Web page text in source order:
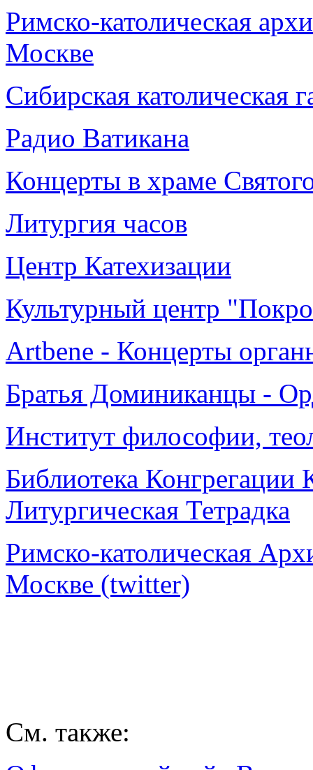
Римско-католическая
Москве
Сибирская католическая
Радио Ватикана
Концерты в храме
Литургия часов
Центр Катехизации
Культурный центр
Artbene - Концерты
Братья Доминиканцы -
Институт философии,
Библиотека
Литургическая Тетрадка
Римско-католическая
Москве (twitter)
См. также: